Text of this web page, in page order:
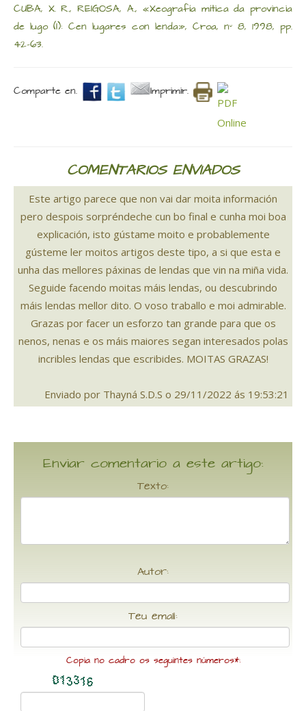
CUBA, X. R., REIGOSA, A., «Xeografía mítica da provincia
de lugo (I): Cen lugares con lenda», Croa, nº 8, 1998, pp.
42-63.
Comparte en. Imprimir.
COMENTARIOS ENVIADOS
Este artigo parece que non vai dar moita información
pero despois sorpréndeche cun bo final e cunha moi boa
explicación, isto gústame moito e probablemente
gústeme ler moitos artigos deste tipo, a si que esta e
unha das mellores páxinas de lendas que vin na miña vida.
Seguide facendo moitas máis lendas, ou descubrindo
máis lendas mellor dito. O voso traballo e moi admirable.
Grazas por facer un esforzo tan grande para que os
nenos, nenas e os máis maiores segan interesados polas
incribles lendas que escribides. MOITAS GRAZAS!
Enviado por Thayná S.D.S o 29/11/2022 ás 19:53:21
Enviar comentario a este artigo:
Texto:
Autor:
Teu email:
Copia no cadro os seguintes números*: